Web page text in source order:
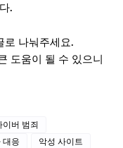
.
로 나눠주세요.
도움이 될 수 있으니
이버 범죄
대응
악성 사이트